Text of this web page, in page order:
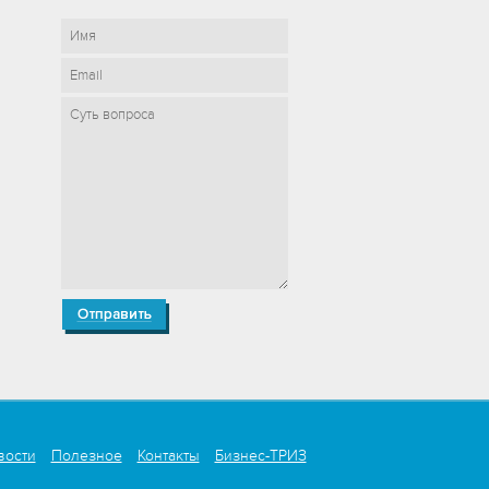
Полезное Контакты Бизнес-ТРИЗ